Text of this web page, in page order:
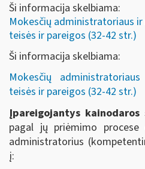
Ši informacija skelbiama:
Mokesčių administratoriaus
teisės ir pareigos (32-42 str.)
Ši informacija skelbiama:
Mokesčių
teisės ir pareigos (32-42 str.)
Įpareigojantys kainodaros
pagal jų priėmimo procese
administratorius
į: